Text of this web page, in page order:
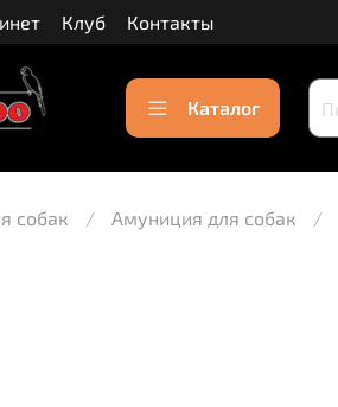
Клуб Контакты
Каталог
собак Амуниция для собак